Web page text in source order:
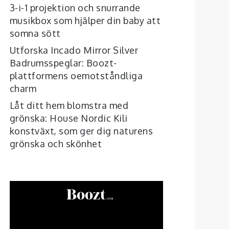
3-i-1 projektion och snurrande
musikbox som hjälper din baby att
somna sött
Utforska Incado Mirror Silver
Badrumsspeglar: Boozt-
plattformens oemotståndliga
charm
Låt ditt hem blomstra med
grönska: House Nordic Kili
konstväxt, som ger dig naturens
grönska och skönhet